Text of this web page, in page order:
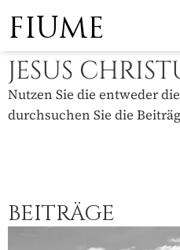
FIUME
JESUS
Nutzen Sie die entweder
durchsuchen Sie die
BEITRÄGE